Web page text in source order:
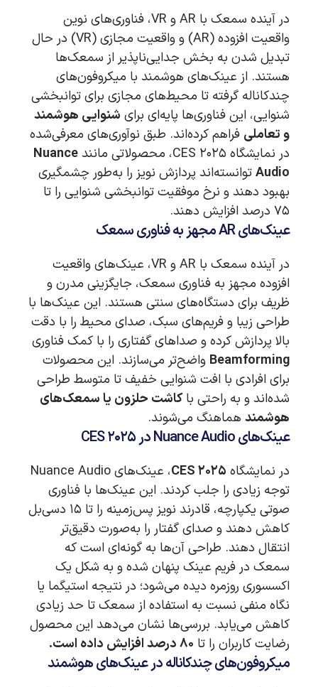
در آینده سمعک با AR و VR، فناوری‌های نوین
واقعیت افزوده (AR) و واقعیت مجازی (VR) در حال
تبدیل شدن به بخش جدایی‌ناپذیر از سمعک‌ها
هستند. از عینک‌های هوشمند با میکروفون‌های
چندکاناله گرفته تا محیط‌های مجازی برای توانبخشی
شنوایی، این فناوری‌ها پایه‌ای برای شنوایی هوشمند
و تعاملی فراهم کرده‌اند. طبق نوآوری‌های معرفی‌شده
در نمایشگاه CES ۲۰۲۵، محصولاتی مانند
Nuance
Audioتوانسته‌اند پردازش نویز را به‌طور چشمگیری
بهبود دهند و نرخ موفقیت توانبخشی شنوایی را تا
۷۵ درصد افزایش دهند.
عینک‌های AR مجهز به فناوری سمعک
در آینده سمعک با AR و VR، عینک‌های واقعیت
افزوده مجهز به فناوری سمعک، جایگزینی مدرن و
ظریف برای دستگاه‌های سنتی هستند. این عینک‌ها با
طراحی زیبا و فریم‌های سبک، صدای محیط را با دقت
بالا پردازش کرده و صداهای گفتاری را با کمک فناوری
Beamforming واضح‌تر می‌سازند. این محصولات
برای افرادی با افت شنوایی خفیف تا متوسط طراحی
شده‌اند و به راحتی باکاشت حلزون یا سمعک‌های
هوشمند هماهنگ می‌شوند.
عینک‌های Nuance Audio در CES ۲۰۲۵
در نمایشگاه CES ۲۰۲۵
، عینک‌های Nuance Audio
توجه زیادی را جلب کردند. این عینک‌ها با فناوری
صوتی یکپارچه، قادرند نویز پس‌زمینه را تا ۱۵ دسی‌بل
کاهش دهند و صدای گفتار را به‌صورت دقیق‌تر
انتقال دهند. طراحی آن‌ها به گونه‌ای است که
سمعک در فریم عینک پنهان شده و به شکل یک
اکسسوری روزمره دیده می‌شود؛ در نتیجه استیگما یا
نگاه منفی نسبت به استفاده از سمعک تا حد زیادی
کاهش می‌یابد. بررسی‌ها نشان می‌دهد این محصول
رضایت کاربران را تا ۸۰ درصد افزایش داده است.
میکروفون‌های چندکاناله در عینک‌های هوشمند